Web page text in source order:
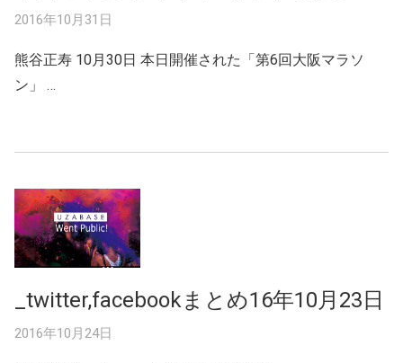
2016年10月31日
熊谷正寿 10月30日 本日開催された「第6回大阪マラソ
ン」 …
_twitter,facebookまとめ16年10月23日
2016年10月24日